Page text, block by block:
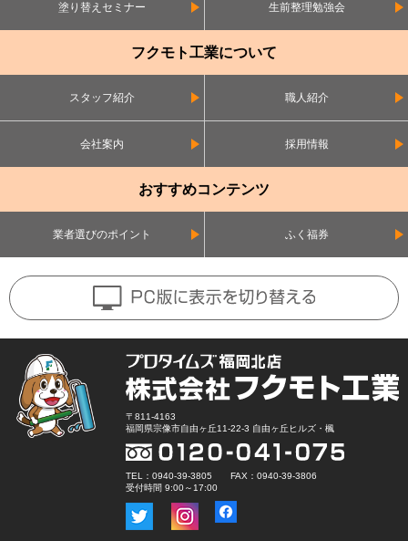
塗り替えセミナー 生前整理勉強会
フクモト工業について
スタッフ紹介 職人紹介
会社案内 採用情報
おすすめコンテンツ
業者選びのポイント ふく福券
〒811-4163
福岡県宗像市自由ヶ丘11-22-3 自由ヶ丘ヒルズ・楓
TEL：0940-39-3805 FAX：0940-39-3806
受付時間 9:00～17:00